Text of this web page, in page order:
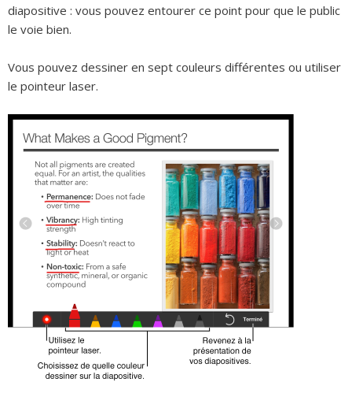
diapositive : vous pouvez entourer ce point pour que le public
le voie bien.
Vous pouvez dessiner en sept couleurs différentes ou utiliser
le pointeur laser.